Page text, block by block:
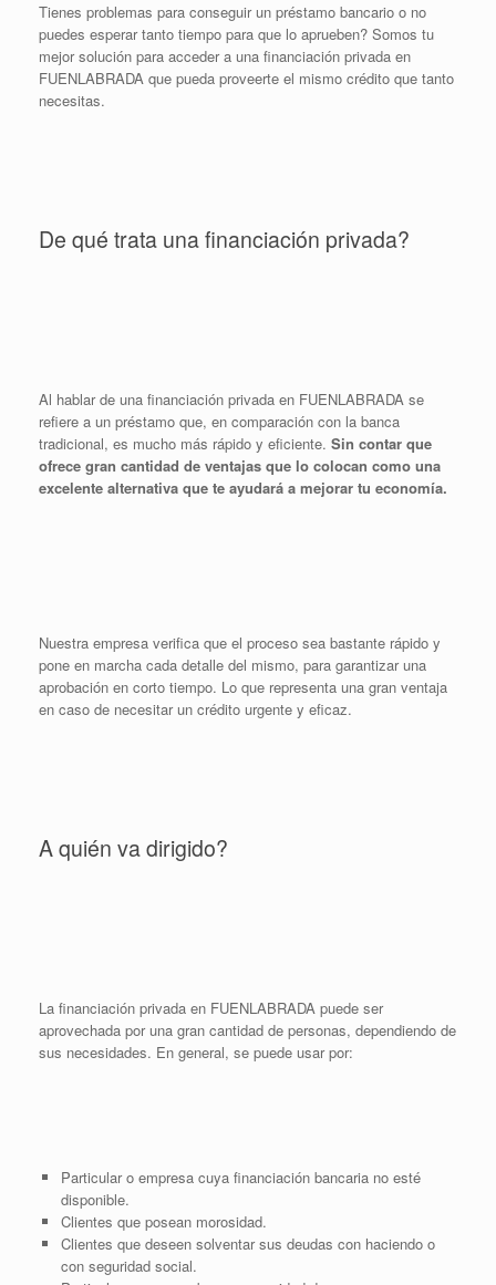
Tienes problemas para conseguir un préstamo bancario o no
puedes esperar tanto tiempo para que lo aprueben? Somos tu
mejor solución para acceder a una financiación privada en
FUENLABRADA que pueda proveerte el mismo crédito que tanto
necesitas.
De qué trata una financiación privada?
Al hablar de una financiación privada en FUENLABRADA se
refiere a un préstamo que, en comparación con la banca
tradicional, es mucho más rápido y eficiente. Sin contar que
ofrece gran cantidad de ventajas que lo colocan como una
excelente alternativa que te ayudará a mejorar tu economía.
Nuestra empresa verifica que el proceso sea bastante rápido y
pone en marcha cada detalle del mismo, para garantizar una
aprobación en corto tiempo. Lo que representa una gran ventaja
en caso de necesitar un crédito urgente y eficaz.
A quién va dirigido?
La financiación privada en FUENLABRADA puede ser
aprovechada por una gran cantidad de personas, dependiendo de
sus necesidades. En general, se puede usar por:
Particular o empresa cuya financiación bancaria no esté
disponible.
Clientes que posean morosidad.
Clientes que deseen solventar sus deudas con haciendo o
con seguridad social.